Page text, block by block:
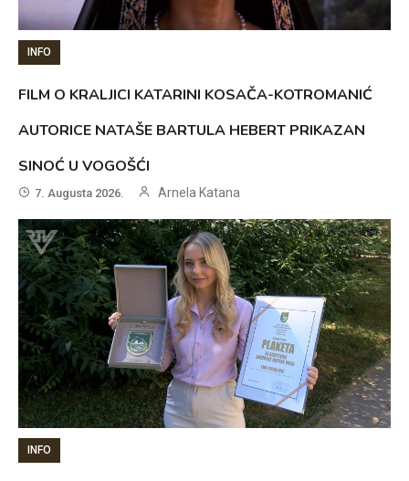
INFO
FILM O KRALJICI KATARINI KOSAČA-KOTROMANIĆ
AUTORICE NATAŠE BARTULA HEBERT PRIKAZAN
SINOĆ U VOGOŠĆI
7. Augusta 2026. Arnela Katana
INFO